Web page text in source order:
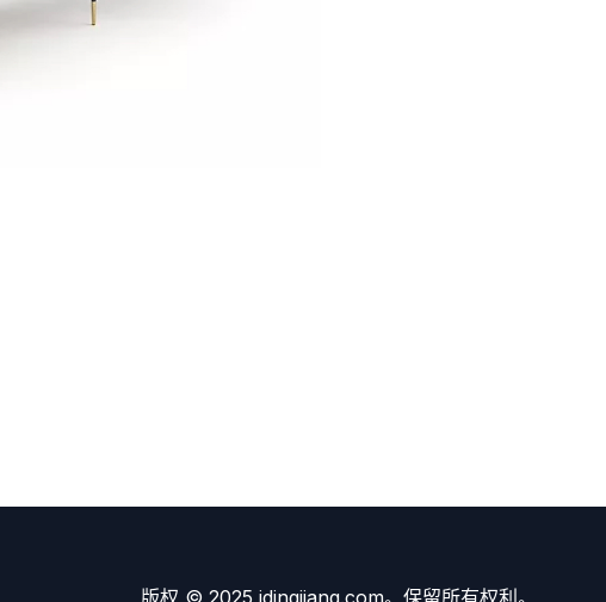
版权 © 2025 idingjiang.com。保留所有权利。